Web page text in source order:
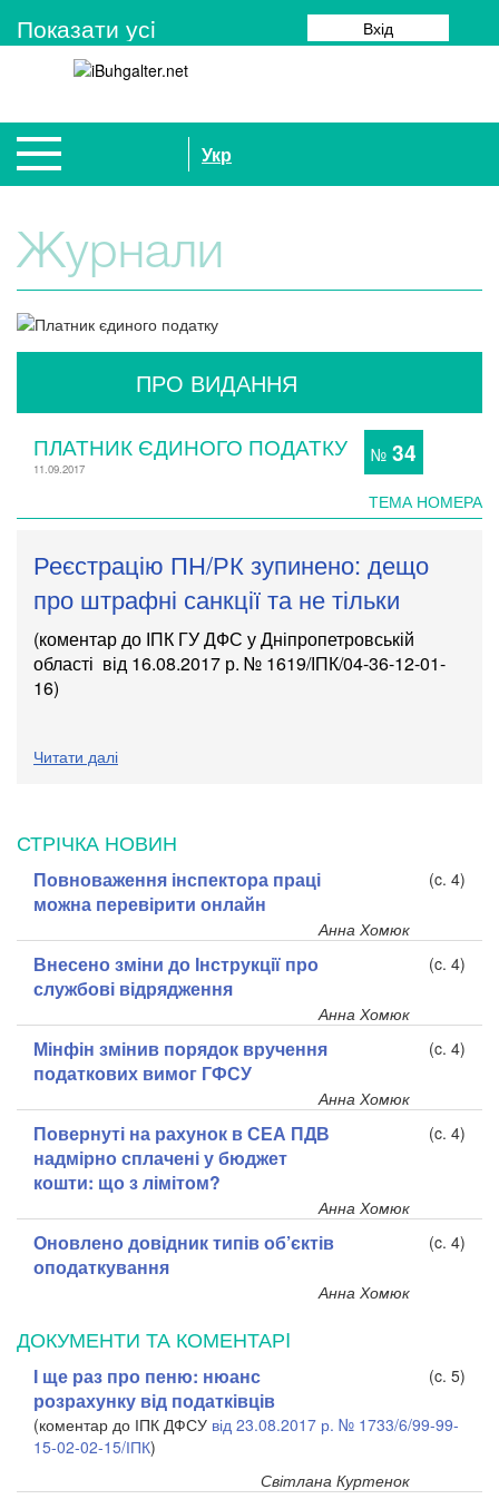
Показати усi Вхід
Укр
Журнали
ПРО ВИДАННЯ
ПЛАТНИК ЄДИНОГО ПОДАТКУ
11.09.2017
№ 34
ТЕМА НОМЕРА
Реєстрацію ПН/РК зупинено: дещо
про штрафні санкції та не тільки
(коментар до ІПК ГУ ДФС у Дніпропетровській
області від 16.08.2017 р. № 1619/ІПК/04-36-12-01-
16)
Читати далі
СТРІЧКА НОВИН
Повноваження інспектора праці
можна перевірити онлайн
(c. 4)
Анна Хомюк
Внесено зміни до Інструкції про
службові відрядження
(c. 4)
Анна Хомюк
Мінфін змінив порядок вручення
податкових вимог ГФСУ
(c. 4)
Анна Хомюк
Повернуті на рахунок в СЕА ПДВ
надмірно сплачені у бюджет
кошти: що з лімітом?
(c. 4)
Анна Хомюк
Оновлено довідник типів об’єктів
оподаткування
(c. 4)
Анна Хомюк
ДОКУМЕНТИ ТА КОМЕНТАРI
І ще раз про пеню: нюанс
розрахунку від податківців
(c. 5)
(коментар до ІПК ДФСУ від 23.08.2017 р. № 1733/6/99-99-
15-02-02-15/ІПК)
Світлана Куртенок